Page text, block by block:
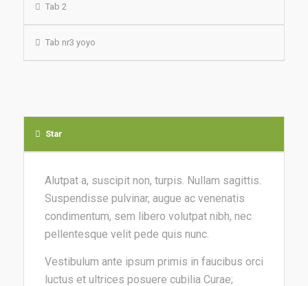
Tab 2
Tab nr3 yoyo
Star
Alutpat a, suscipit non, turpis. Nullam sagittis.
Suspendisse pulvinar, augue ac venenatis
condimentum, sem libero volutpat nibh, nec
pellentesque velit pede quis nunc.
Vestibulum ante ipsum primis in faucibus orci
luctus et ultrices posuere cubilia Curae;